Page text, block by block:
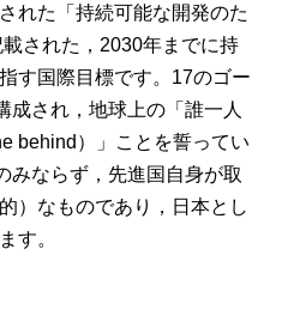
れた「持続可能な開発のた
された，2030年までに持
す国際目標です。17のゴー
成され，地球上の「誰一人
behind ）」ことを誓ってい
みならず，先進国自身が取
）なものであり，日本とし
す。